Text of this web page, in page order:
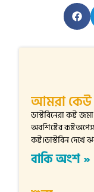
আমরা কেউ
ডাস্টবিনেরা কষ্ট
অবশিষ্টের
কষ্ট।ডাস্টবিন
বাকি অংশ »